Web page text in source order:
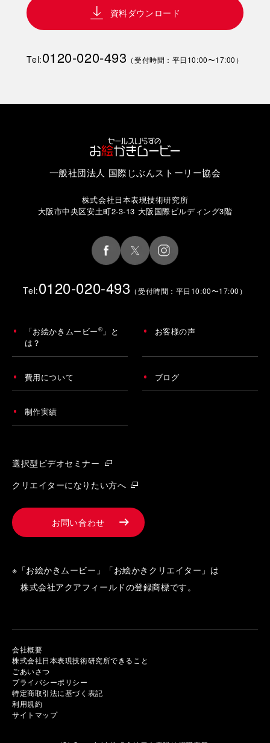
資料ダウンロード
Tel:0120-020-493 （受付時間：平日10:00〜17:00）
一般社団法人 国際じぶんストーリー協会
株式会社日本表現技術研究所
大阪市中央区安土町2-3-13 大阪国際ビルディング3階
Tel:0120-020-493 （受付時間：平日10:00〜17:00）
「お絵かきムービー® 」と
は？
お客様の声
費用について ブログ
制作実績
選択型ビデオセミナー
クリエイターになりたい方へ
お問い合わせ
※「お絵かきムービー」「お絵かきクリエイター」は
株式会社アクアフィールドの登録商標です。
会社概要
株式会社日本表現技術研究所できること
ごあいさつ
プライバシーポリシー
特定商取引法に基づく表記
利用規約
サイトマップ